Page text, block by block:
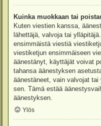
Kuinka muokkaan tai
Kuten viestien kanssa,
lähettäjä, valvoja tai
ensimmäistä viestiä
viestiketjun ensimmäiseen
äänestänyt, käyttäjät voivat
tahansa äänestyksen
äänestäneet, vain valvojat
sen. Tämä estää
äänestyksen.
Ylös